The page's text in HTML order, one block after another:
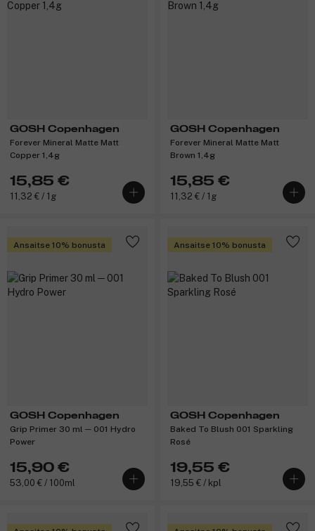
GOSH Copenhagen
Forever Mineral Matte Matt
Copper 1,4g
15,85 €
11,32 € / 1g
GOSH Copenhagen
Forever Mineral Matte Matt
Brown 1,4g
15,85 €
11,32 € / 1g
Ansaitse 10% bonusta
GOSH Copenhagen
Grip Primer 30 ml ─ 001 Hydro
Power
15,90 €
53,00 € / 100ml
Ansaitse 10% bonusta
GOSH Copenhagen
Baked To Blush 001 Sparkling
Rosé
19,55 €
19,55 € / kpl